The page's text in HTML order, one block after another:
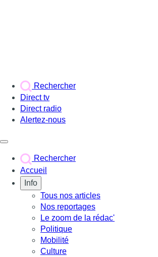
Rechercher
Direct tv
Direct radio
Alertez-nous
Rechercher
Accueil
Info
Tous nos articles
Nos reportages
Le zoom de la rédac'
Politique
Mobilité
Culture